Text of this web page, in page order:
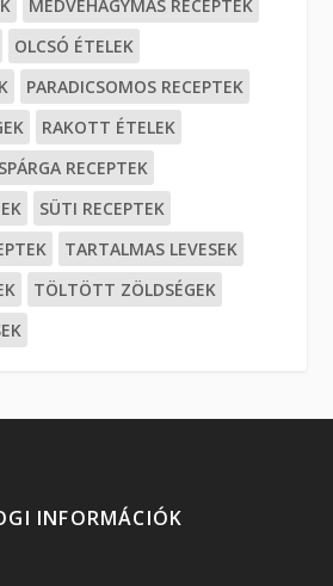
MEDVEHAGYMÁS RECEPTEK
OLCSÓ ÉTELEK
PARADICSOMOS RECEPTEK
RAKOTT ÉTELEK
SPÁRGA RECEPTEK
SÜTI RECEPTEK
TARTALMAS LEVESEK
TÖLTÖTT ZÖLDSÉGEK
INFORMÁCIÓK